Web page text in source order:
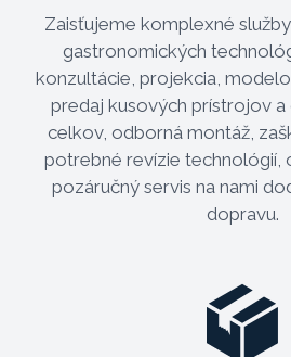
Zaisťujeme komplexné
gastronomických
konzultácie, projekcia,
predaj kusových prístrojov
celkov, odborná montáž,
potrebné revízie technológií,
pozáručný servis na nami
dopravu.